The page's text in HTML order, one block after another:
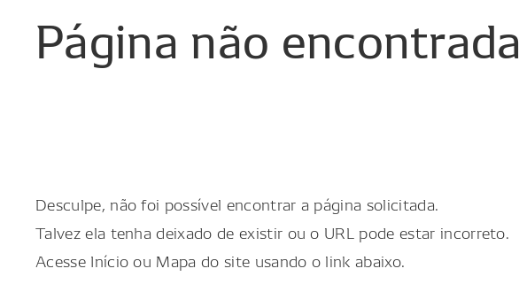
Página não encontrada
Desculpe, não foi possível encontrar a página solicitada.
Talvez ela tenha deixado de existir ou o URL pode estar incorreto.
Acesse Início ou Mapa do site usando o link abaixo.